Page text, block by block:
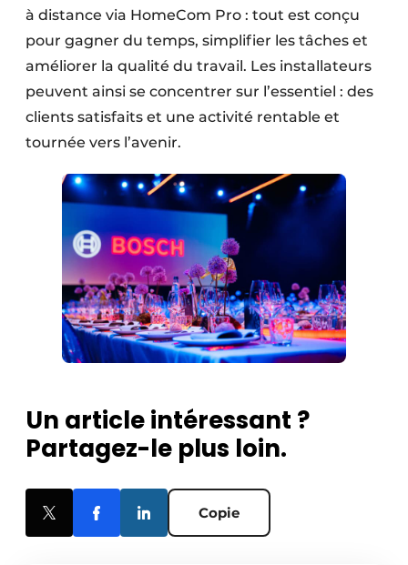
à distance via HomeCom Pro : tout est conçu
pour gagner du temps, simplifier les tâches et
améliorer la qualité du travail. Les installateurs
peuvent ainsi se concentrer sur l’essentiel : des
clients satisfaits et une activité rentable et
tournée vers l’avenir.
Un article intéressant ?
Partagez-le plus loin.
Copie